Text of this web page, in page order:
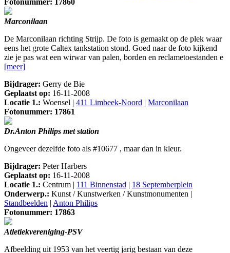
Fotonummer: 17860
Marconilaan
De Marconilaan richting Strijp. De foto is gemaakt op de plek waar
eens het grote Caltex tankstation stond. Goed naar de foto kijkend
zie je pas wat een wirwar van palen, borden en reclametoestanden e
[meer]
Bijdrager: Gerry de Bie
Geplaatst op: 16-11-2008
Locatie 1.: Woensel | 411 Limbeek-Noord | Marconilaan
Fotonummer: 17861
Dr.Anton Philips met station
Ongeveer dezelfde foto als #10677 , maar dan in kleur.
Bijdrager: Peter Harbers
Geplaatst op: 16-11-2008
Locatie 1.: Centrum | 111 Binnenstad | 18 Septemberplein
Onderwerp.: Kunst / Kunstwerken / Kunstmonumenten |
Standbeelden | Anton Philips
Fotonummer: 17863
Atletiekvereniging-PSV
Afbeelding uit 1953 van het veertig jarig bestaan van deze